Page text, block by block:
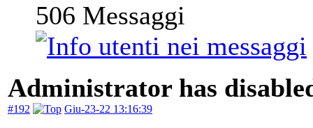
506 Messaggi
Administrator has
#192 Giu-23-22 13:16:39